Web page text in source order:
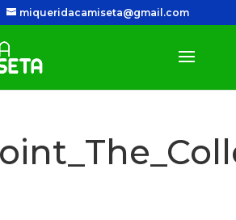
miqueridacamiseta@gmail.com